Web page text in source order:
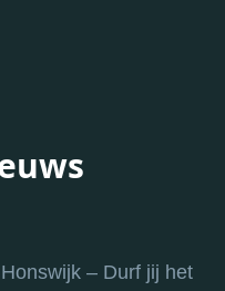
– Durf jij het